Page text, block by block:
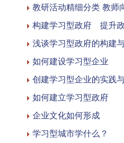
教研活动精细分类 教师
构建学习型政府 提升
浅谈学习型政府的构建
如何建设学习型企业
创建学习型企业的实践
如何建立学习型政府
企业文化如何形成
学习型城市学什么？